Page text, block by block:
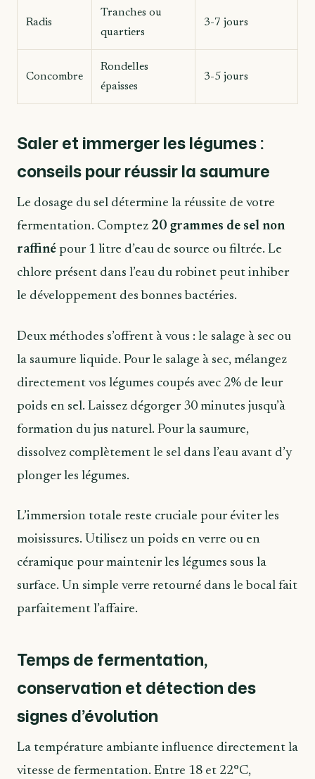
Radis
Tranches ou
quartiers
3-7 jours
Concombre
Rondelles
épaisses
3-5 jours
Saler et immerger les légumes :
conseils pour réussir la saumure
Le dosage du sel détermine la réussite de votre
fermentation. Comptez 20 grammes de sel non
raffiné pour 1 litre d’eau de source ou filtrée. Le
chlore présent dans l’eau du robinet peut inhiber
le développement des bonnes bactéries.
Deux méthodes s’offrent à vous : le salage à sec ou
la saumure liquide. Pour le salage à sec, mélangez
directement vos légumes coupés avec 2% de leur
poids en sel. Laissez dégorger 30 minutes jusqu’à
formation du jus naturel. Pour la saumure,
dissolvez complètement le sel dans l’eau avant d’y
plonger les légumes.
L’immersion totale reste cruciale pour éviter les
moisissures. Utilisez un poids en verre ou en
céramique pour maintenir les légumes sous la
surface. Un simple verre retourné dans le bocal fait
parfaitement l’affaire.
Temps de fermentation,
conservation et détection des
signes d’évolution
La température ambiante influence directement la
vitesse de fermentation. Entre 18 et 22°C,